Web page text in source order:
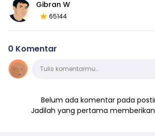
Gibran W
65144
0 Komentar
KomentarTulis komentarmu…
Belum ada komentar pada
Jadilah yang pertama